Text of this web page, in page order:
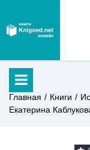
Главная Книги
Екатерина